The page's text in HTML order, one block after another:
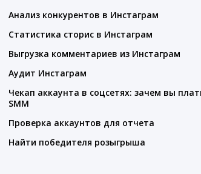
Анализ конкурентов в Инстаграм
Статистика сторис в Инстаграм
Выгрузка комментариев из Инстаграм
Аудит Инстаграм
Чекап аккаунта в соцсетях: зачем вы
SMM
Проверка аккаунтов для отчета
Найти победителя розыгрыша